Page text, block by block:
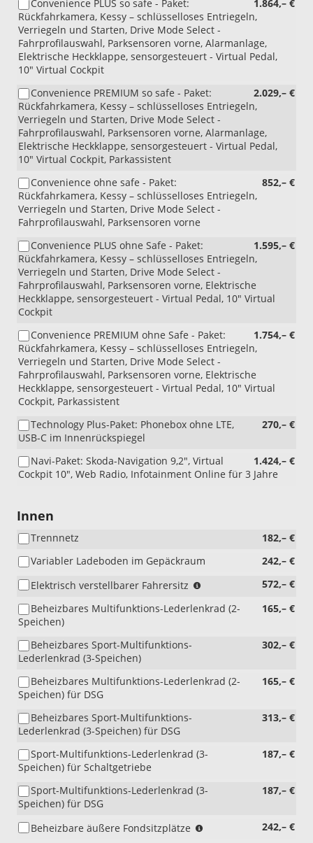
1.864,– €
Convenience PLUS so safe - Paket:
Rückfahrkamera, Kessy – schlüsselloses Entriegeln,
Verriegeln und Starten, Drive Mode Select -
Fahrprofilauswahl, Parksensoren vorne, Alarmanlage,
Elektrische Heckklappe, sensorgesteuert - Virtual Pedal,
10" Virtual Cockpit
2.029,– €
Convenience PREMIUM so safe - Paket:
Rückfahrkamera, Kessy – schlüsselloses Entriegeln,
Verriegeln und Starten, Drive Mode Select -
Fahrprofilauswahl, Parksensoren vorne, Alarmanlage,
Elektrische Heckklappe, sensorgesteuert - Virtual Pedal,
10" Virtual Cockpit, Parkassistent
852,– €
Convenience ohne safe - Paket:
Rückfahrkamera, Kessy – schlüsselloses Entriegeln,
Verriegeln und Starten, Drive Mode Select -
Fahrprofilauswahl, Parksensoren vorne
1.595,– €
Convenience PLUS ohne Safe - Paket:
Rückfahrkamera, Kessy – schlüsselloses Entriegeln,
Verriegeln und Starten, Drive Mode Select -
Fahrprofilauswahl, Parksensoren vorne, Elektrische
Heckklappe, sensorgesteuert - Virtual Pedal, 10" Virtual
Cockpit
1.754,– €
Convenience PREMIUM ohne Safe - Paket:
Rückfahrkamera, Kessy – schlüsselloses Entriegeln,
Verriegeln und Starten, Drive Mode Select -
Fahrprofilauswahl, Parksensoren vorne, Elektrische
Heckklappe, sensorgesteuert - Virtual Pedal, 10" Virtual
Cockpit, Parkassistent
270,– €
Technology Plus-Paket: Phonebox ohne LTE,
USB-C im Innenrückspiegel
1.424,– €
Navi-Paket: Skoda-Navigation 9,2", Virtual
Cockpit 10", Web Radio, Infotainment Online für 3 Jahre
Innen
182,– €
Trennnetz
242,– €
Variabler Ladeboden im Gepäckraum
572,– €
Elektrisch verstellbarer Fahrersitz
mit
PIK)
165,– €
Beheizbares Multifunktions-Lederlenkrad (2-
Speichen)
302,– €
Beheizbares Sport-Multifunktions-
Lederlenkrad (3-Speichen)
165,– €
Beheizbares Multifunktions-Lederlenkrad (2-
Speichen) für DSG
313,– €
Beheizbares Sport-Multifunktions-
Lederlenkrad (3-Speichen) für DSG
187,– €
Sport-Multifunktions-Lederlenkrad (3-
Speichen) für Schaltgetriebe
187,– €
Sport-Multifunktions-Lederlenkrad (3-
Speichen) für DSG
242,– €
Beheizbare äußere Fondsitzplätze